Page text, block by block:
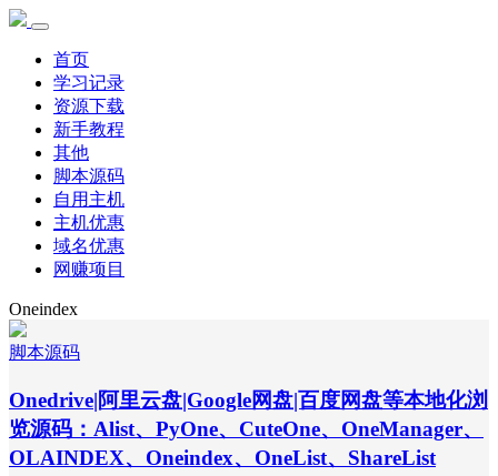
首页
学习记录
资源下载
新手教程
其他
脚本源码
自用主机
主机优惠
域名优惠
网赚项目
Oneindex
脚本源码
Onedrive|阿里云盘|Google网盘|百度网盘等本地化浏
览源码：Alist、PyOne、CuteOne、OneManager、
OLAINDEX、Oneindex、OneList、ShareList